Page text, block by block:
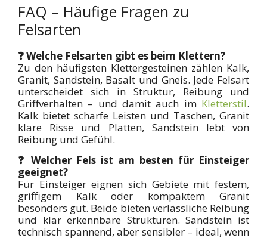
FAQ – Häufige Fragen zu
Felsarten
❓ Welche Felsarten gibt es beim Klettern?
Zu den häufigsten Klettergesteinen zählen Kalk,
Granit, Sandstein, Basalt und Gneis. Jede Felsart
unterscheidet sich in Struktur, Reibung und
Griffverhalten – und damit auch im Kletterstil.
Kalk bietet scharfe Leisten und Taschen, Granit
klare Risse und Platten, Sandstein lebt von
Reibung und Gefühl.
❓ Welcher Fels ist am besten für Einsteiger
geeignet?
Für Einsteiger eignen sich Gebiete mit festem,
griffigem Kalk oder kompaktem Granit
besonders gut. Beide bieten verlässliche Reibung
und klar erkennbare Strukturen. Sandstein ist
technisch spannend, aber sensibler – ideal, wenn